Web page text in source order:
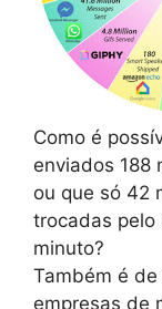
Como é
enviados 188
ou que só 42
trocadas pelo
minuto?
Também é
empresas de